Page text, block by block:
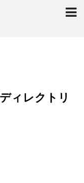
ィレクトリ